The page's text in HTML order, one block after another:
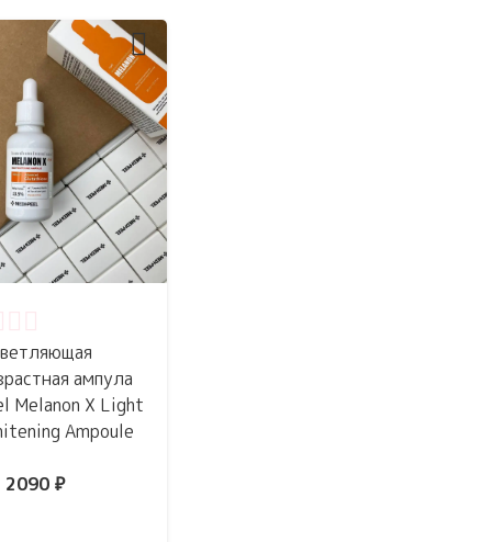
ампула
Melanon X Light
Ampoule
2090 ₽